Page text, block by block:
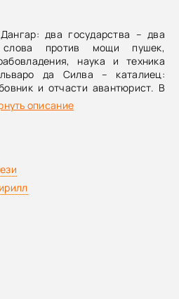
два государства – два
против мощи пушек,
наука и техника
да Силва – каталиец:
и отчасти авантюрист. В
он теряет все свои деньги.
заказ на биографическую
в прошлое.Дитрих фон
артиллерии. Ему повезло:
– дворянином. Вот только он
и награды обходят его
в себе и думает об
прикасается его судьбе.
описание